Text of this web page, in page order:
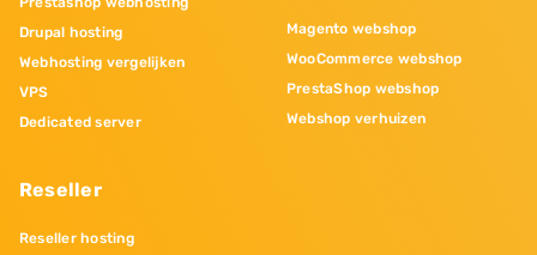
Drupal hosting
Webhosting vergelijken
VPS
Dedicated server
Reseller
Reseller hosting
Magento webshop
WooCommerce webshop
PrestaShop webshop
Webshop verhuizen